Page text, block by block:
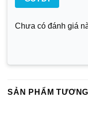
Chưa có đánh giá
SẢN PHẨM